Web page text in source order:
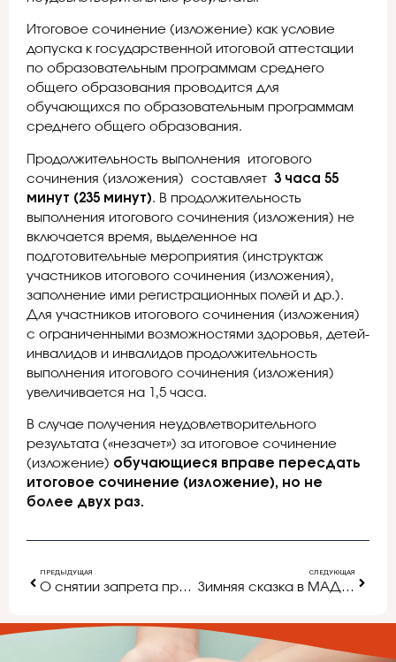
Итоговое сочинение (изложение) как условие
допуска к государственной итоговой аттестации
по образовательным программам среднего
общего образования проводится для
обучающихся по образовательным программам
среднего общего образования.
Продолжительность выполнения итогового
сочинения (изложения) составляет 3 часа 55
минут (235 минут). В продолжительность
выполнения итогового сочинения (изложения) не
включается время, выделенное на
подготовительные мероприятия (инструктаж
участников итогового сочинения (изложения),
заполнение ими регистрационных полей и др.).
Для участников итогового сочинения (изложения)
с ограниченными возможностями здоровья, детей-
инвалидов и инвалидов продолжительность
выполнения итогового сочинения (изложения)
увеличивается на 1,5 часа.
В случае получения неудовлетворительного
результата («незачет») за итоговое сочинение
(изложение) обучающиеся вправе пересдать
итоговое сочинение (изложение), но не
более двух раз.
ПРЕДЫДУЩАЯ
О снятии запрета приема в муниципальное бюджетное общеобразовательное учреждение «Средняя общеобразовательная школа с. Малотроицкое Чернянского района Белгородской области»
СЛЕДУЮЩАЯ
Зимняя сказка в МАДОУ № 69